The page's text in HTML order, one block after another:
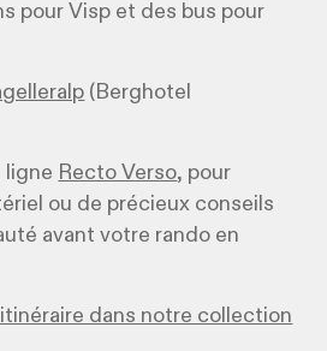
pour Visp et des bus pour
(Berghotel
ligne Recto Verso, pour
ou de précieux conseils
avant votre rando en
dans notre collection